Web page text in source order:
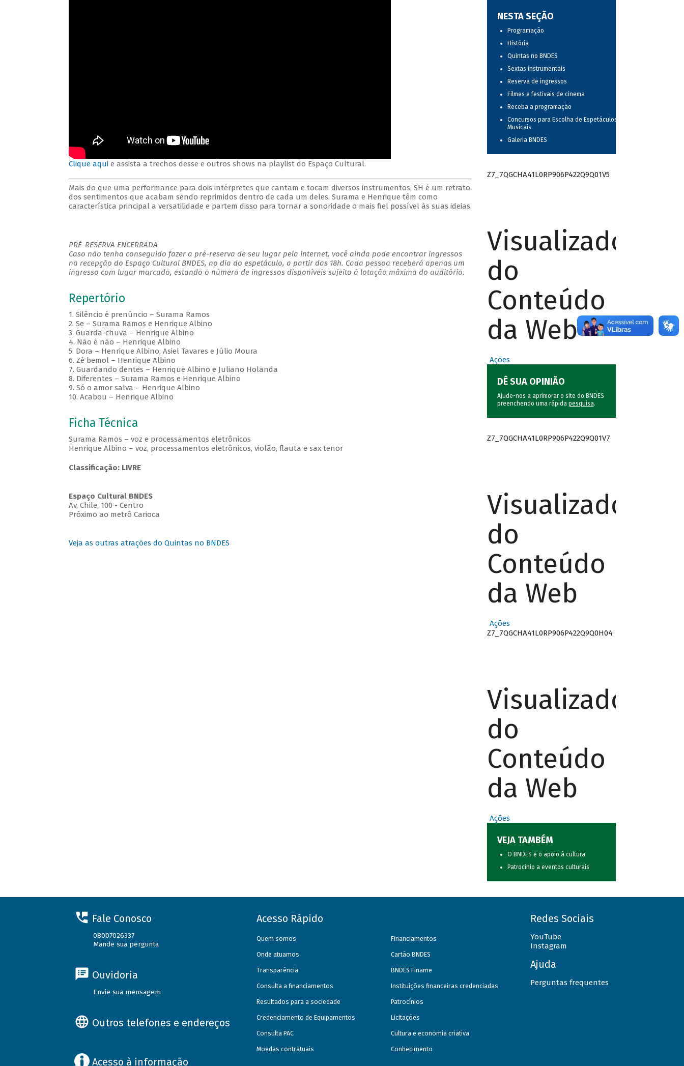
Clique aquie assista a trechos desse e outros shows na playlist do Espaço Cultural.
Mais do que uma performance para dois intérpretes que cantam e tocam diversos instrumentos, SH é um retrato
dos sentimentos que acabam sendo reprimidos dentro de cada um deles. Surama e Henrique têm como
característica principal a versatilidade e partem disso para tornar a sonoridade o mais fiel possível às suas ideias.
PRÉ-RESERVA ENCERRADA
Caso não tenha conseguido fazer a pré-reserva de seu lugar pela internet, você ainda pode encontrar ingressos
na recepção do Espaço Cultural BNDES, no dia do espetáculo, a partir das 18h. Cada pessoa receberá apenas um
ingresso com lugar marcado, estando o número de ingressos disponíveis sujeito à lotação máxima do auditório.
Repertório
1. Silêncio é prenúncio – Surama Ramos
2. Se – Surama Ramos e Henrique Albino
3. Guarda-chuva – Henrique Albino
4. Não é não – Henrique Albino
5. Dora – Henrique Albino, Asiel Tavares e Júlio Moura
6. Zé bemol – Henrique Albino
7. Guardando dentes – Henrique Albino e Juliano Holanda
8. Diferentes – Surama Ramos e Henrique Albino
9. Só o amor salva – Henrique Albino
10. Acabou – Henrique Albino
Ficha Técnica
Surama Ramos – voz e processamentos eletrônicos
Henrique Albino – voz, processamentos eletrônicos, violão, flauta e sax tenor
Classificação: LIVRE
Espaço Cultural BNDES
Av, Chile, 100 - Centro
Próximo ao metrô Carioca
Veja as outras atrações do Quintas no BNDES
NESTA SEÇÃO
Programação
História
Quintas no BNDES
Sextas instrumentais
Reserva de ingressos
Filmes e festivais de cinema
Receba a programação
Concursos para Escolha de Espetáculos
Musicais
Galeria BNDES
Z7_7QGCHA41L0RP906P422Q9Q01V5
Visualizador
do
Conteúdo
da Web
Ações
DÊ SUA OPINIÃO
Ajude-nos a aprimorar o site do BNDES
preenchendo uma rápida pesquisa.
Z7_7QGCHA41L0RP906P422Q9Q01V7
Visualizador
do
Conteúdo
da Web
Ações
Z7_7QGCHA41L0RP906P422Q9Q0H04
Visualizador
do
Conteúdo
da Web
Ações
VEJA TAMBÉM
O BNDES e o apoio à cultura
Patrocínio a eventos culturais
Fale Conosco
08007026337
Mande sua pergunta
Ouvidoria
Envie sua mensagem
Outros telefones e endereços
Acesso à informação
Acesso Rápido
Quem somos
Onde atuamos
Transparência
Consulta a financiamentos
Resultados para a sociedade
Credenciamento de Equipamentos
Consulta PAC
Moedas contratuais
Financiamentos
Cartão BNDES
BNDES Finame
Instituições financeiras credenciadas
Patrocínios
Licitações
Cultura e economia criativa
Conhecimento
Redes Sociais
YouTube
Instagram
Ajuda
Perguntas frequentes